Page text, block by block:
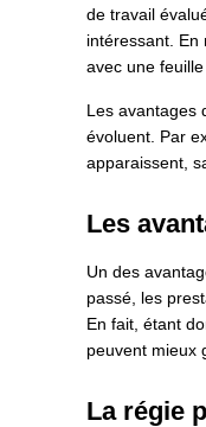
de travail
intéressant. En
avec une
Les avantages
évoluent. Par
apparaissent,
Les
Un des
passé, les
En fait, étant
peuvent mieux
La régie